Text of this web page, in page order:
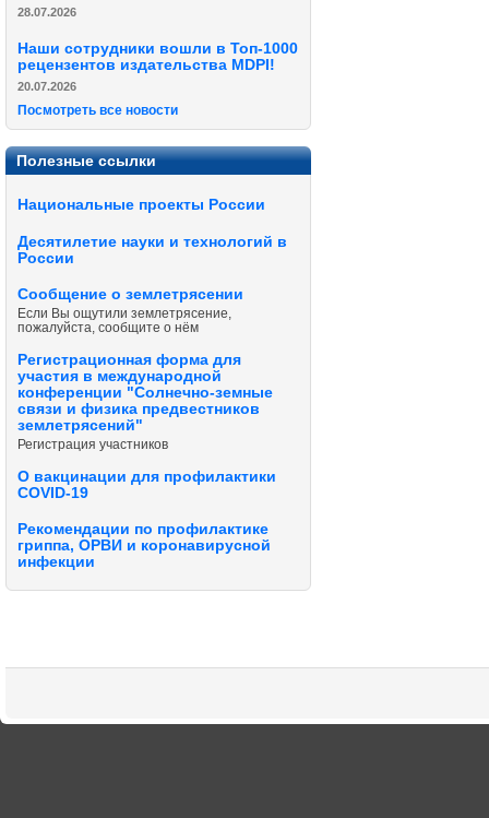
28.07.2026
Наши сотрудники вошли в Топ-1000
рецензентов издательства MDPI!
20.07.2026
Посмотреть все новости
Полезные ссылки
Национальные проекты России
Десятилетие науки и технологий в
России
Сообщение о землетрясении
Если Вы ощутили землетрясение,
пожалуйста, сообщите о нём
Регистрационная форма для
участия в международной
конференции "Солнечно-земные
связи и физика предвестников
землетрясений"
Регистрация участников
О вакцинации для профилактики
COVID-19
Рекомендации по профилактике
гриппа, ОРВИ и коронавирусной
инфекции